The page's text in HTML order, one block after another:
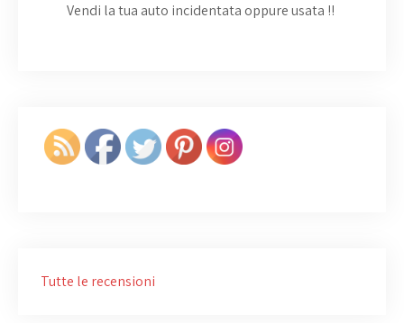
Vendi la tua auto incidentata oppure usata !!
Tutte le recensioni